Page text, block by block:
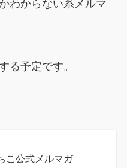
わからない系メルマ
る予定です。
こ公式メルマガ